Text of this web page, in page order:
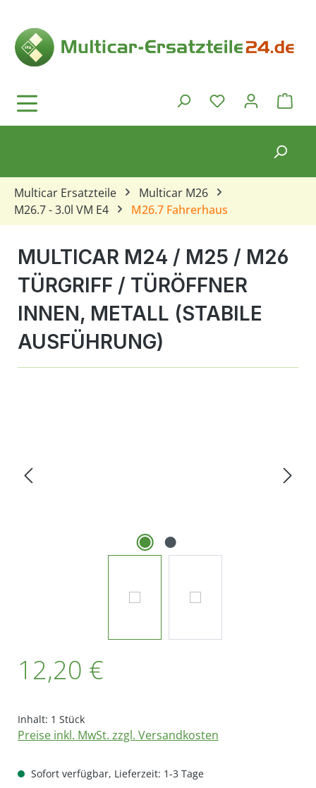
Du hast 0
Multicar Ersatzteile
Multicar M26
M26.7 - 3.0l VM E4
M26.7 Fahrerhaus
MULTICAR M24 / M25 / M26
TÜRGRIFF / TÜRÖFFNER
INNEN, METALL (STABILE
AUSFÜHRUNG)
12,20 €
Inhalt: 1 Stück
Preise inkl. MwSt. zzgl. Versandkosten
Sofort verfügbar, Lieferzeit: 1-3 Tage